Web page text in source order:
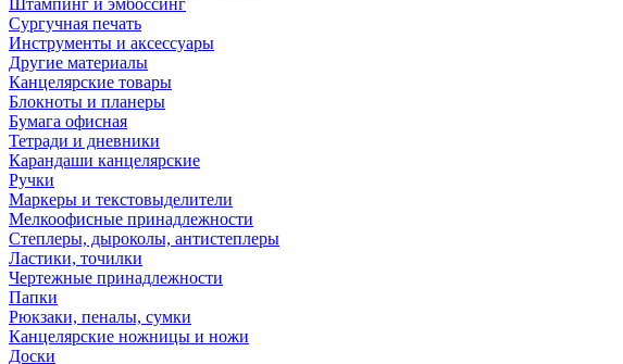
Штампинг и эмбоссинг
Сургучная печать
Инструменты и аксессуары
Другие материалы
Канцелярские товары
Блокноты и планеры
Бумага офисная
Тетради и дневники
Карандаши канцелярские
Ручки
Маркеры и текстовыделители
Мелкоофисные принадлежности
Степлеры, дыроколы, антистеплеры
Ластики, точилки
Чертежные принадлежности
Папки
Рюкзаки, пеналы, сумки
Канцелярские ножницы и ножи
Доски